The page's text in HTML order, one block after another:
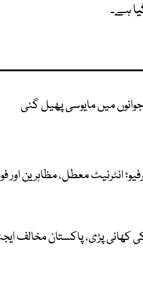
ہے۔
جوانوں میں مایوسی پھیل گئی
انٹرنیٹ معطل، مظاہرین
کھانی پڑی، پاکستان مخالف